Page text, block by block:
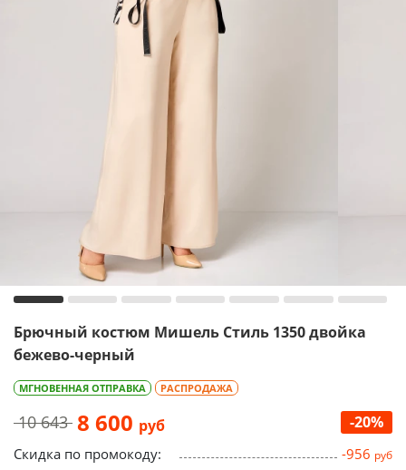
Брючный костюм Мишель Стиль 1350 двойка
бежево-черный
МГНОВЕННАЯ ОТПРАВКА РАСПРОДАЖА
10 643 8 600 руб -20%
Скидка по промокоду: -956 руб